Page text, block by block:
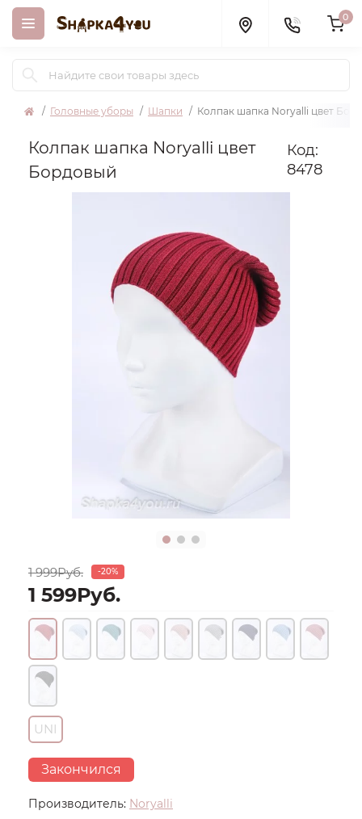
0
Головные уборы Шапки Колпак шапка Noryalli цвет
Колпак шапка Noryalli цвет
Бордовый
Код:
8478
Производитель: Noryalli
1 999Руб. -20%
1 599Руб.
UNI
Закончился